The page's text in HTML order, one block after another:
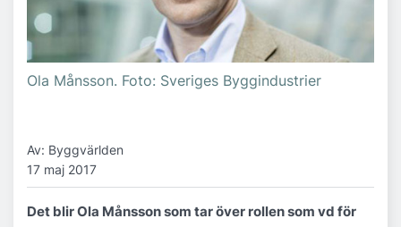
Ola Månsson. Foto: Sveriges Byggindustrier
Av: Byggvärlden
17 maj 2017
Det blir Ola Månsson som tar över rollen som vd för